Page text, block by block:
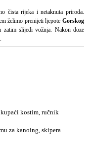
čista rijeka i netaknuta priroda.
želimo prenijeti ljepote Gorskog
zatim slijedi vožnja. Nakon doze
kostim, ručnik
za kanoing, skipera